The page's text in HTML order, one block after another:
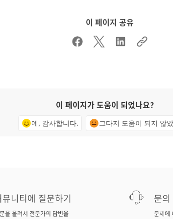
이 페이지 공유
이 페이지가 도움이 되었나요?
예, 감사합니다. 그다지 도움이 되지 않
니티에 질문하기
을 올려서 전문가의 답변을
문의
문제에